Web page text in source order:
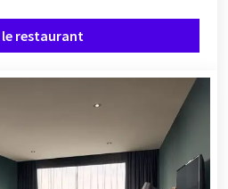
en direct
nos hôtels proposent
buffet dînatoire
à. Pendant le
profiter d'une offre variée de
il y en a pour tous les goûts
restaurant